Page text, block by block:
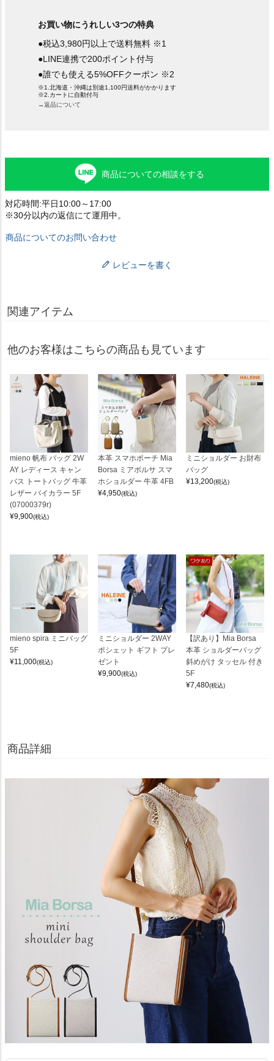
お買い物にうれしい3つの特典
●税込3,980円以上で送料無料 ※1
●LINE連携で200ポイント付与
●誰でも使える5%OFFクーポン ※2
※1.北海道・沖縄は別途1,100円送料がかかります
※2.カートに自動付与
→返品について
商品についての相談をする
対応時間:平日10:00～17:00
※30分以内の返信にて運用中。
商品についてのお問い合わせ
レビューを書く
関連アイテム
他のお客様はこちらの商品も見ています
mieno 帆布 バッグ 2W
AY レディース キャン
バス トートバッグ 牛革
レザー バイカラー 5F
(07000379r)
¥9,900(税込)
本革 スマホポーチ Mia
Borsa ミアボルサ スマ
ホショルダー 牛革 4FB
¥4,950(税込)
ミニショルダー お財布
バッグ
¥13,200(税込)
mieno spira ミニバッグ
5F
¥11,000(税込)
ミニショルダー 2WAY
ポシェット ギフト プレ
ゼント
¥9,900(税込)
【訳あり】Mia Borsa
本革 ショルダーバッグ
斜めがけ タッセル 付き
5F
¥7,480(税込)
商品詳細